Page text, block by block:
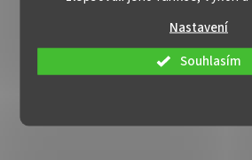
Nastavení
Souhlasím